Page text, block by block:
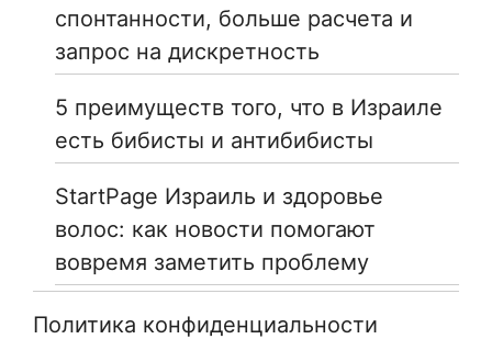
спонтанности, больше расчета и
запрос на дискретность
5 преимуществ того, что в Израиле
есть бибисты и антибибисты
StartPage Израиль и здоровье
волос: как новости помогают
вовремя заметить проблему
Политика конфиденциальности